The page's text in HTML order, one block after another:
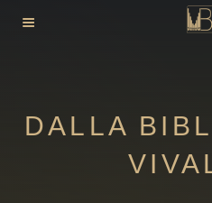
Inhalt
DALLA